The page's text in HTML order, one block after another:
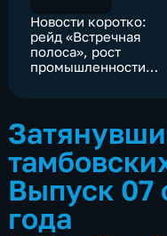
Новости коротко:
рейд «Встречная
полоса», рост
промышленности,
Выпуск 07
года